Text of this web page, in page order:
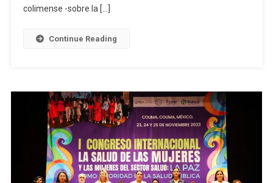
Municipio
Mdp
colimense -sobre la […]
Continue Reading